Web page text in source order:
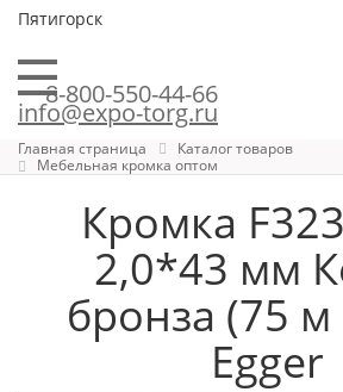
Пятигорск
8-800-550-44-66
info@expo-torg.ru
Главная страница
Каталог товаров
Мебельная кромка оптом
Кромка
2,0*43 мм
бронза (75 м
Egger